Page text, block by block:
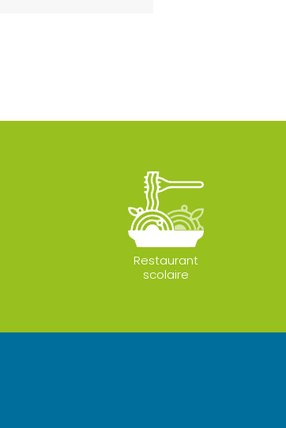
Restaurant
scolaire